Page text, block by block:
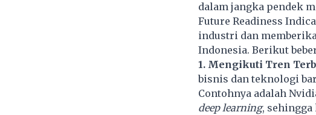
dalam jangka pendek
Future Readiness
industri dan
Indonesia. Berikut
1. Mengikuti Tren
bisnis dan teknologi
Contohnya adalah
deep learning,